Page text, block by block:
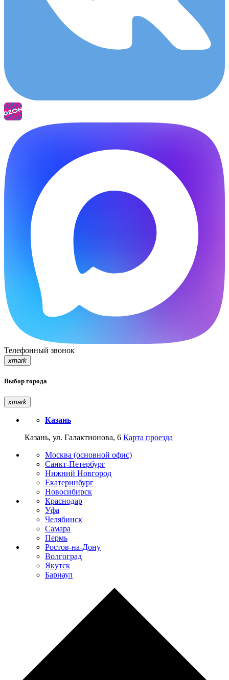
Телефонный звонок
xmark
Выбор города
xmark
Казань
Казань, ул. Галактионова, 6 Карта проезда
Москва (основной офис)
Санкт-Петербург
Нижний Новгород
Екатеринбург
Новосибирск
Краснодар
Уфа
Челябинск
Самара
Пермь
Ростов-на-Дону
Волгоград
Якутск
Барнаул